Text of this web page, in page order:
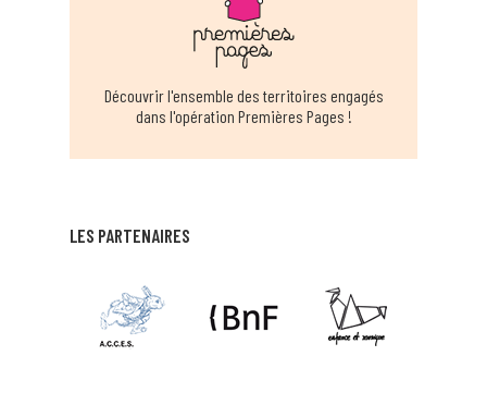
CASTELNAU LE LEZ RAM
CASTENAU LE LEZ
EN SAVOIR PLUS
CLERMONTAIS RAM
CLERMONT L’HERAULT
LES PARTENAIRES
Découvrir l'ensemble des territoires engagés
dans l'opération Premières Pages !